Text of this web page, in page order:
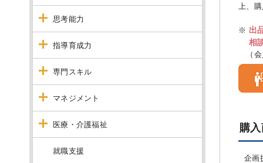
思考能力
指導育成力
専門スキル
マネジメント
医療・介護福祉
就職支援
上、
※ 出
相
（会
購
企画